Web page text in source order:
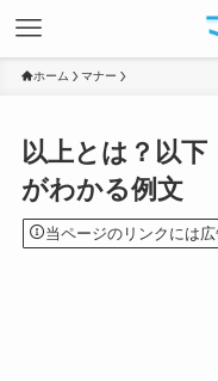
ホーム マナー
以上とは？以下
がわかる例文
当ページのリンクには広